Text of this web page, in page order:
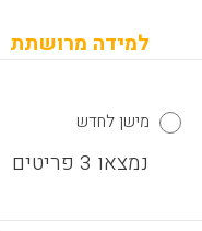
למידה מרושתת
מישן לחדש
נמצאו 3 פריטים